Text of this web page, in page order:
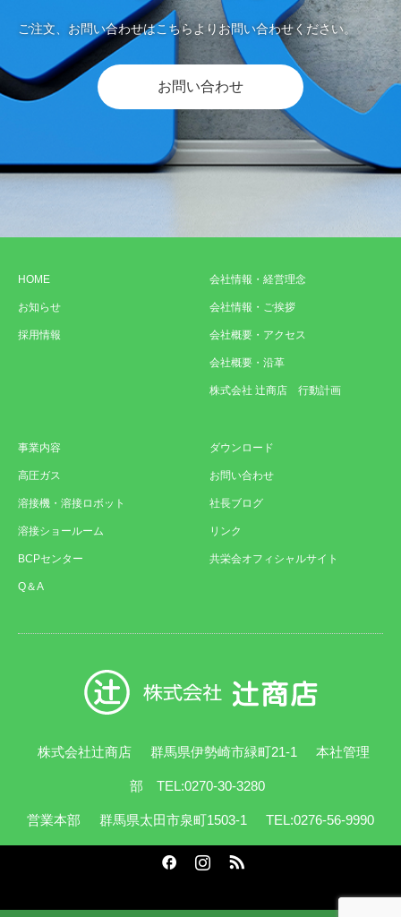
ご注文、お問い合わせはこちらよりお問い合わせください。
お問い合わせ
HOME
お知らせ
採用情報
会社情報・経営理念
会社情報・ご挨拶
会社概要・アクセス
会社概要・沿革
株式会社 辻商店 行動計画
事業内容
高圧ガス
溶接機・溶接ロボット
溶接ショールーム
BCPセンター
Q＆A
ダウンロード
お問い合わせ
社長ブログ
リンク
共栄会オフィシャルサイト
株式会社辻商店 群馬県伊勢崎市緑町21-1 本社管理
部 TEL:0270-30-3280
営業本部 群馬県太田市泉町1503-1 TEL:0276-56-9990